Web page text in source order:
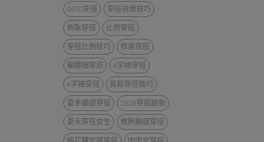
OOTD穿搭
穿搭視覺技巧
側紮穿搭
比例穿搭
穿搭比例技巧
修身穿搭
顯腿細穿搭
A字裙穿搭
A字褲穿搭
寬鬆穿搭技巧
夏季顯瘦穿搭
2026穿搭趨勢
夏天穿搭女生
微胖顯瘦穿搭